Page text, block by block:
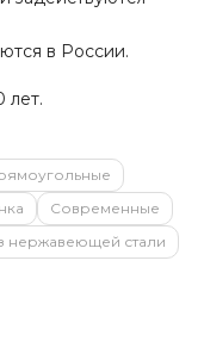
в России.
лет.
Современные
нержавеющей стали